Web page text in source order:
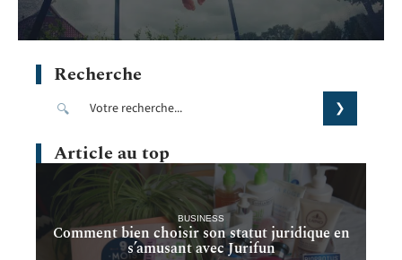
Recherche
Article au top
BUSINESS
Comment bien choisir son statut juridique en
s’amusant avec Jurifun